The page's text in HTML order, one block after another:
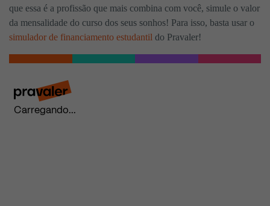
que essa é a profissão que mais combina com você, simule o valor
da mensalidade do curso dos seus sonhos! Para isso, basta usar o
simulador de financiamento estudantil do Pravaler!